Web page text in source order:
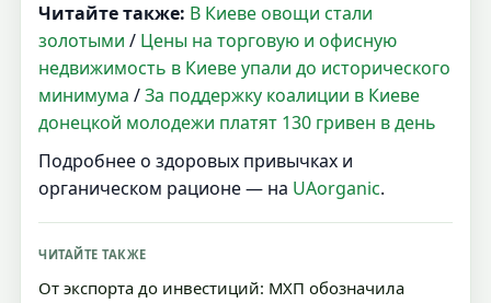
Читайте также: В Киеве овощи стали
золотыми / Цены на торговую и офисную
недвижимость в Киеве упали до исторического
минимума /За поддержку коалиции в Киеве
донецкой молодежи платят 130 гривен в день
Подробнее о здоровых привычках и
органическом рационе — на UAorganic.
ЧИТАЙТЕ ТАКЖЕ
От экспорта до инвестиций: МХП обозначила